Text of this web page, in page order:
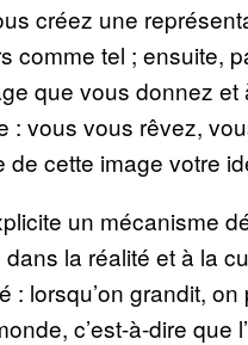
créez une
comme tel ; ensuite,
que vous donnez
: vous vous rêvez,
cette image votre
un mécanisme
la réalité et à la
: lorsqu’on grandit,
c’est-à-dire que